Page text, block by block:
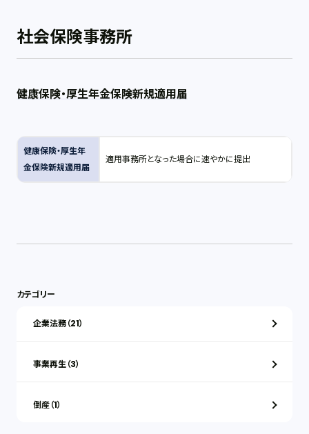
社会保険事務所
健康保険・厚生年金保険新規適用届
健康保険・厚生年
金保険新規適用届
適用事務所となった場合に速やかに提出
カテゴリー
企業法務（21）
事業再生（3）
倒産（1）